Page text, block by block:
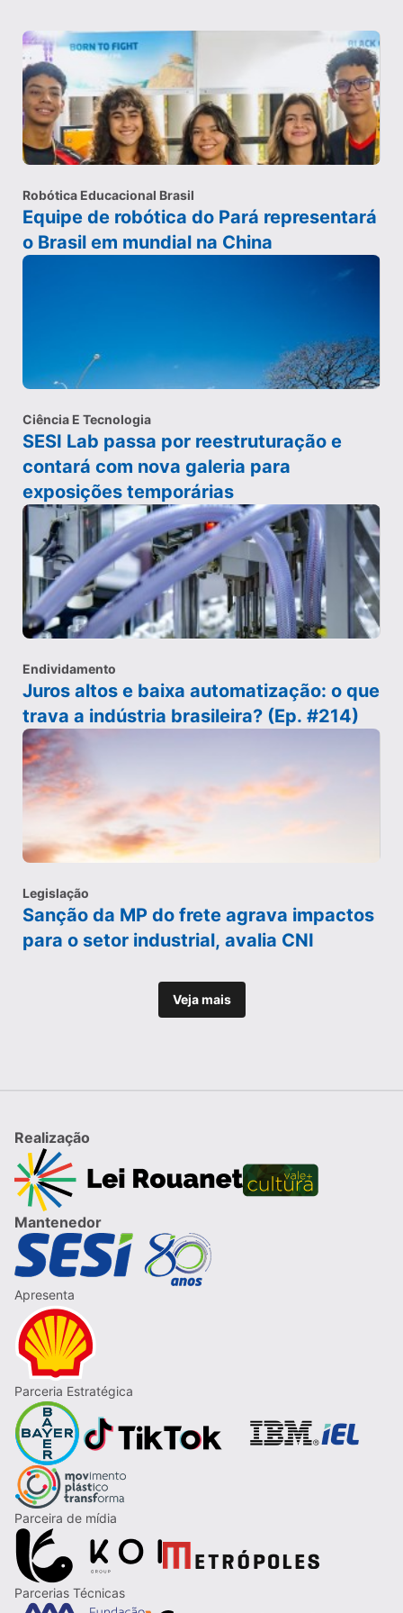
Robótica Educacional Brasil
Equipe de robótica do Pará representará
o Brasil em mundial na China
Ciência E Tecnologia
SESI Lab passa por reestruturação e
contará com nova galeria para
exposições temporárias
Endividamento
Juros altos e baixa automatização: o que
trava a indústria brasileira? (Ep. #214)
Legislação
Sanção da MP do frete agrava impactos
para o setor industrial, avalia CNI
Veja mais
Realização
Mantenedor
Apresenta
Parceria Estratégica
Parceira de mídia
Parcerias Técnicas